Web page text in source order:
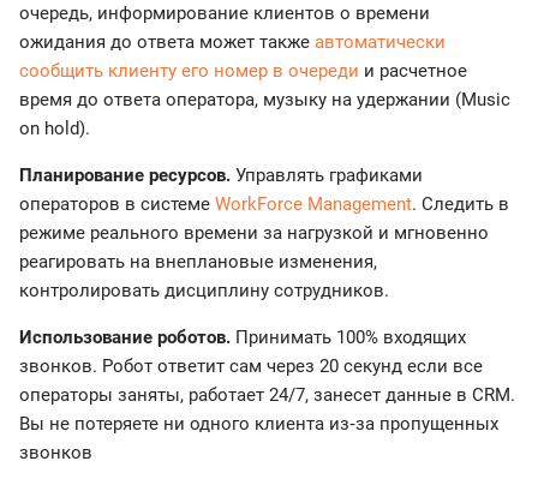
очередь, информирование клиентов о времени
ожидания до ответа может также автоматически
сообщить клиенту его номер в очереди и расчетное
время до ответа оператора, музыку на удержании (Music
on hold).
Планирование ресурсов. Управлять графиками
операторов в системе WorkForce Management. Следить в
режиме реального времени за нагрузкой и мгновенно
реагировать на внеплановые изменения,
контролировать дисциплину сотрудников.
Использование роботов. Принимать 100% входящих
звонков. Робот ответит сам через 20 секунд если все
операторы заняты, работает 24/7, занесет данные в CRM.
Вы не потеряете ни одного клиента из‑за пропущенных
звонков